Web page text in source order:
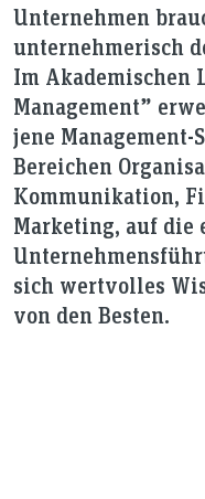
Unternehmen
unternehmerisch
Im Akademischen
Management”
jene Management-
Bereichen
Kommunikation,
Marketing, auf die
sich wertvolles
von den Besten.